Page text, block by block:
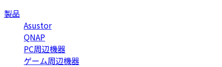
製品
Asustor
QNAP
PC周辺機器
ゲーム周辺機器